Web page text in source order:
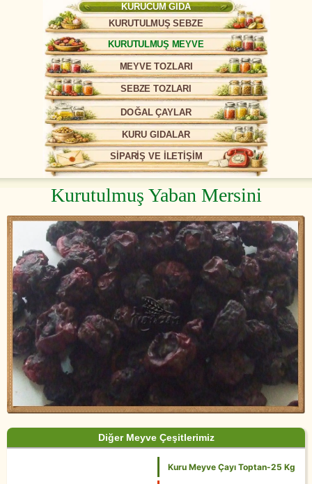
KURUCUM GIDA
KURUTULMUŞ SEBZE
KURUTULMUŞ MEYVE
MEYVE TOZLARI
SEBZE TOZLARI
DOĞAL ÇAYLAR
KURU GIDALAR
SİPARİŞ VE İLETİŞİM
Kurutulmuş Yaban Mersini
Diğer Meyve Çeşitlerimiz
Kuru Meyve Çayı Toptan-25 Kg